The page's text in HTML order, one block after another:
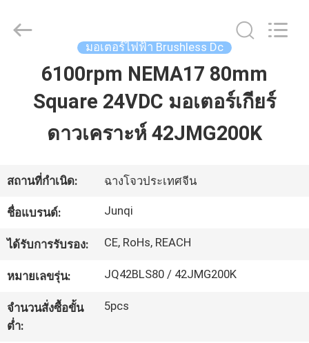
สินค้า
เกี่ยว
กับ
เรา
ทัวร์
โรงงาน
Junqi
International
มอเตอร์ไฟฟ้า Brushless Dc
6100rpm NEMA17 80mm
Square 24VDC มอเตอร์เกียร์
ดาวเคราะห์ 42JMG200K
สถานที่กำเนิด: ฉางโจวประเทศจีน
ชื่อแบรนด์: Junqi
ได้รับการรับรอง: CE, RoHs, REACH
หมายเลขรุ่น: JQ42BLS80 / 42JMG200K
จำนวนสั่งซื้อขั้น
ต่ำ:
5pcs